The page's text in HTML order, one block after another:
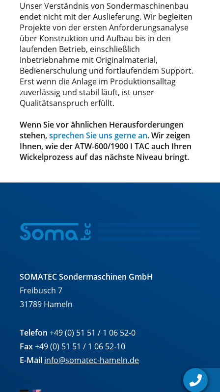
Unser Verständnis von Sondermaschinenbau
endet nicht mit der Auslieferung. Wir begleiten
Projekte von der ersten Anforderungsanalyse
über Konstruktion und Aufbau bis in den
laufenden Betrieb, einschließlich
Inbetriebnahme mit Originalmaterial,
Bedienerschulung und fortlaufendem Support.
Erst wenn die Anlage im Produktionsalltag
zuverlässig und stabil läuft, ist unser
Qualitätsanspruch erfüllt.
Wenn Sie vor ähnlichen Herausforderungen
stehen,sprechen Sie uns gerne an. Wir zeigen
Ihnen, wie der ATW-600/1900 I TAC auch Ihren
Wickelprozess auf das nächste Niveau bringt.
SOMATEC Sondermaschinen GmbH
Freibusch 7
31789 Hameln
Telefon +49 (0) 51 51 / 1 06 52-0
Fax+49 (0) 51 51 / 1 06 52-10
E-Mail info@somatec-hameln.de